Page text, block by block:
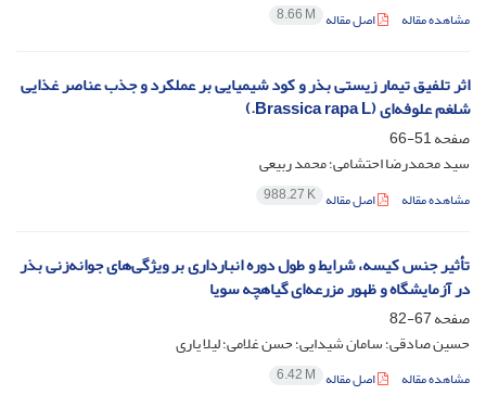
مشاهده مقاله اصل مقاله 8.66 M
اثر تلفیق تیمار زیستی بذر و کود شیمیایی بر عملکرد و جذب عناصر غذایی
شلغم علوفه‌ای (Brassica rapa L.)
صفحه51-66
سید محمدرضا احتشامی؛ محمد ربیعی
مشاهده مقاله اصل مقاله 988.27 K
تأثیر جنس کیسه، شرایط و طول دوره انبارداری بر ویژگی‌های جوانه‌زنی بذر
در آزمایشگاه و ظهور مزرعه‌ای گیاهچه سویا
صفحه67-82
حسین صادقی؛ سامان شیدایی؛ حسن غلامی؛ لیلا یاری
مشاهده مقاله اصل مقاله 6.42 M